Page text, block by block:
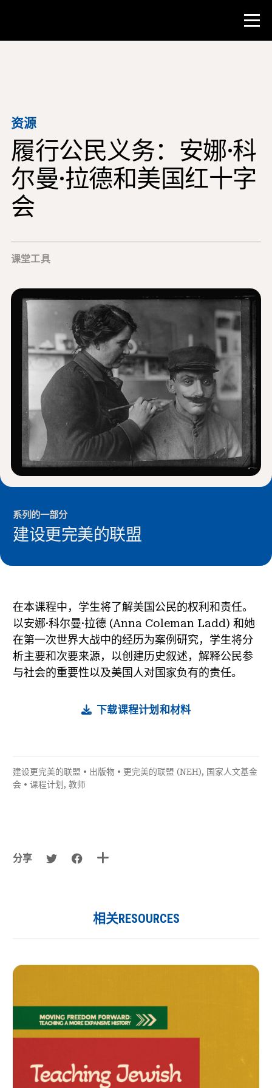
教师资源
课堂工具
培训班
研究所
关于 NHD®
参与其中
资源
履行公民义务：安娜·科
尔曼·拉德和美国红十字
会
课堂工具
系列的一部分
建设更完美的联盟
在本课程中，学生将了解美国公民的权利和责任。
以安娜·科尔曼·拉德 (Anna Coleman Ladd) 和她
在第一次世界大战中的经历为案例研究，学生将分
析主要和次要来源，以创建历史叙述，解释公民参
与社会的重要性以及美国人对国家负有的责任。
下载课程计划和材料
建设更完美的联盟 • 出版物 • 更完美的联盟 (NEH), 国家人文基金
会 • 课程计划 , 教师
分享
相关RESOURCES